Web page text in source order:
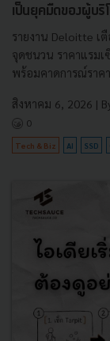
เป็นยุคมืดของผู้บริ
รายงาน Deloitte เ
จุดชนวน ราคาแรมเ
พร้อมคาดการณ์ราค
สิงหาคม 6, 2026 |
0
Tech & Biz AI SSD